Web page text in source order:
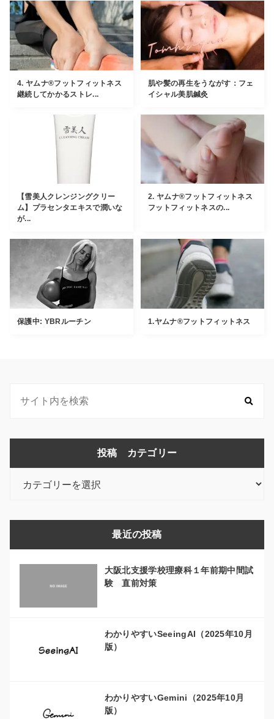
4. ヤムナ®︎フットフィットネス
継続してかかるストレ...
肌や髪の再生をうながす：フェ
イシャル美肌鍼灸
【雪美人クレンジングクリー
ム】プラセンタエキスで潤いな
が...
2. ヤムナ®︎フットフィットネス
フットフィットネスの...
保護中: YBRルーチン 1.ヤムナ®︎フットフィットネス
投稿 カテゴリー
稿
最近の投稿
大阪北支援学校理療科１年前期中間試
験 直前対策
わかりやすいSeeingAI（2025年10月
版）
わかりやすいGemini（2025年10月
版）